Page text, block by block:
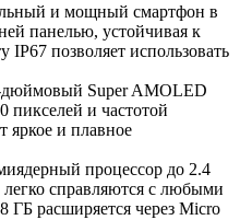
и мощный смартфон в
панелью, устойчивая к
IP67 позволяет использовать
Super AMOLED
пикселей и частотой
яркое и плавное
процессор до 2.4
справляются с любыми
ГБ расширяется через Micro